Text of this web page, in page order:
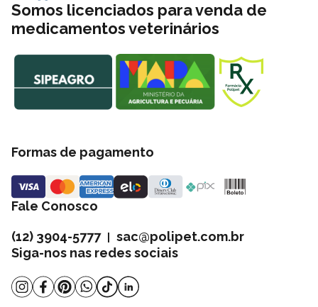
Somos licenciados para venda de
medicamentos veterinários
Formas de pagamento
Fale Conosco
(12) 3904-5777| sac@polipet.com.br
Siga-nos nas redes sociais